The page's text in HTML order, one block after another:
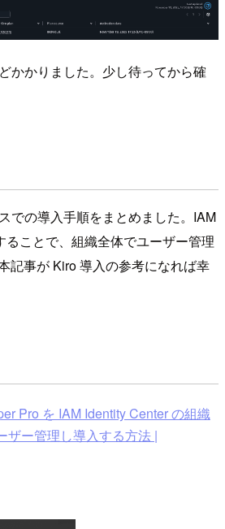
かかりました。少し待ってから確
での導入手順をまとめました。IAM
ることで、組織全体でユーザー管理
記事が Kiro 導入の参考になれば幸
Pro を IAM Identity Center の組織
ザー管理し導入する方法 |